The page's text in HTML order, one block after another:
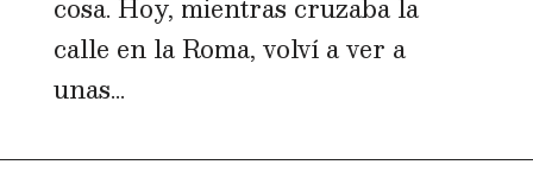
cosa. Hoy, mientras cruzaba la
calle en la Roma, volví a ver a
unas...